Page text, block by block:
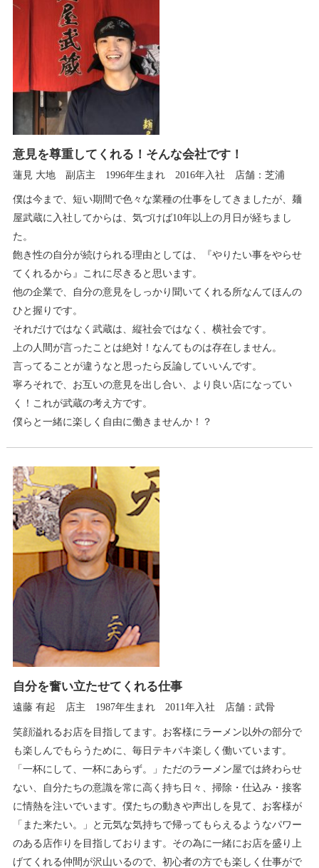
意見を尊重してくれる！そんな会社です！
蓮見 大地 副店主 1996年生まれ 2016年入社 店舗：芝浦
僕は今まで、短い期間で色々な業種の仕事をしてきましたが、麺
屋武蔵に入社してからは、気づけば10年以上の月日が経ちまし
た。
飽き性の自分が続けられる理由としては、『やりたい事をやらせ
てくれるから』これに尽きると思います。
他の企業で、自分の意見をしっかり聞いてくれる所なんてほんの
ひと握りです。
それだけではなく武蔵は、縦社会ではなく、横社会です。
上の人間が言ったことは絶対！なんてものは存在しません。
言ってることが違うなと思ったら反論していいんです。
寧ろそれで、お互いの意見を出し合い、より良い店になってい
く！これが武蔵の考え方です。
僕らと一緒に楽しく自由に働きませんか！？
自分を奮い立たせてくれる仕事
遠藤 有起 店主 1987年生まれ 2011年入社 店舗：武骨
笑顔溢れるお店を目指してます。お客様にラーメン以外の部分で
も楽しんでもらうために、毎日テキパキ楽しく働いています。
「一杯にして、一杯にあらず。」ただのラーメン屋では終わらせ
ない、自分たちの意識を常に高く持ち日々、掃除・仕込み・接客
に情熱を注いでいます。僕たちの動きや声出しを見て、お客様が
「また来たい。」と元気な気持ちで帰ってもらえるようなパワー
のある店作りを目指しております。その為に一緒にお店を盛り上
げてくれる仲間が沢山いるので、初心者の方でも楽しく仕事がで